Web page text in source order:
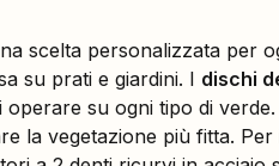
scelta personalizzata per
su prati e giardini. I dischi
su ogni tipo di
la vegetazione più fitta.